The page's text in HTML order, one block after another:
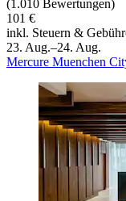
(1.010 Bewertungen)
101 €
inkl. Steuern &
23. Aug.–24. Aug.
Mercure Muenchen